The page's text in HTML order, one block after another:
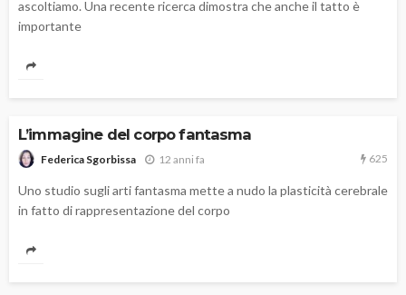
ascoltiamo. Una recente ricerca dimostra che anche il tatto è
importante
L’immagine del corpo fantasma
Federica Sgorbissa 12 anni fa 625
Uno studio sugli arti fantasma mette a nudo la plasticità cerebrale
in fatto di rappresentazione del corpo